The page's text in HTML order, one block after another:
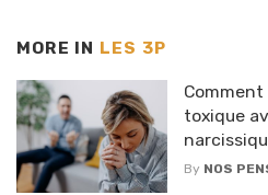
MORE IN LES 3P
toxique
By NOS